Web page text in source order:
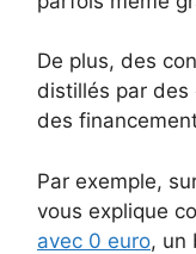
De plus, des
distillés par des
des
Par exemple,
vous explique
avec 0 euro, un